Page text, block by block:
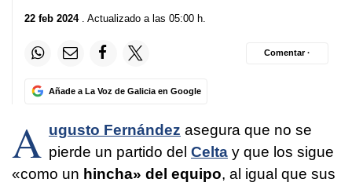
22 feb 2024. Actualizado a las 05:00 h.
Añade a La Voz de Galicia en Google
Comentar ·
A ugusto Fernández asegura que no se
pierde un partido del Celta y que los sigue
«como un hincha» del equipo, al igual que sus